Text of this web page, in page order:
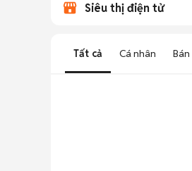
Siêu thị điện tử
Tất cả Cá nhân